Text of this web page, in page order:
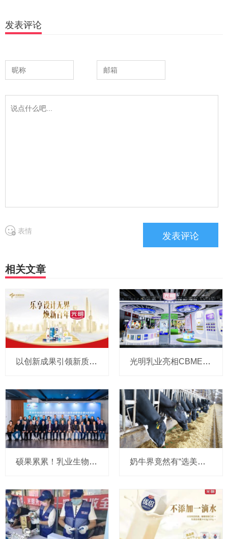
发表评论
表情
相关文章
以创新成果引领新质生产力，光明乳业亮相2024世界设计之都大会 光明乳业亮相CBME孕婴童展，重磅发布全新A2奶源系列
硕果累累！乳业生物技术国家重点实验室第三届学术委员会第3次会议圆满召开 奶牛界竟然有“选美大赛”！听听光明乳业怎么说